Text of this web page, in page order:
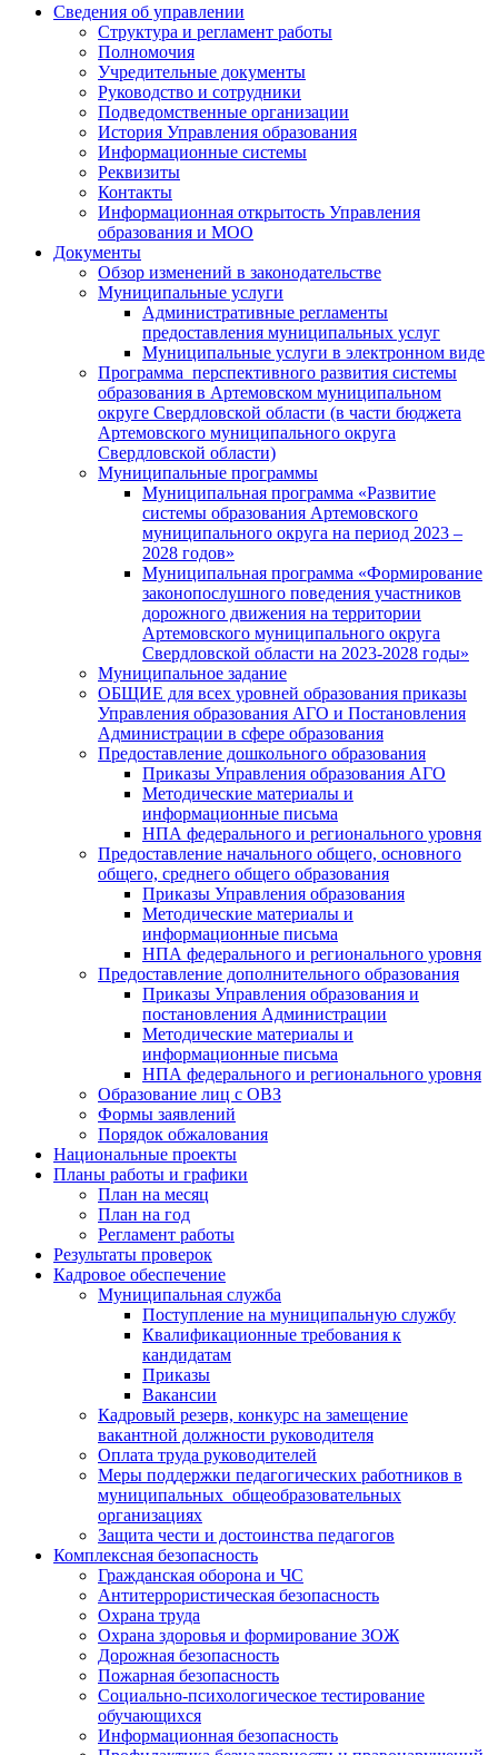
Сведения об управлении
Структура и регламент работы
Полномочия
Учредительные документы
Руководство и сотрудники
Подведомственные организации
История Управления образования
Информационные системы
Реквизиты
Контакты
Информационная открытость Управления
образования и МОО
Документы
Обзор изменений в законодательстве
Муниципальные услуги
Административные регламенты
предоставления муниципальных услуг
Муниципальные услуги в электронном виде
Программа перспективного развития системы
образования в Артемовском муниципальном
округе Свердловской области (в части бюджета
Артемовского муниципального округа
Свердловской области)
Муниципальные программы
Муниципальная программа «Развитие
системы образования Артемовского
муниципального округа на период 2023 –
2028 годов»
Муниципальная программа «Формирование
законопослушного поведения участников
дорожного движения на территории
Артемовского муниципального округа
Свердловской области на 2023-2028 годы»
Муниципальное задание
ОБЩИЕ для всех уровней образования приказы
Управления образования АГО и Постановления
Администрации в сфере образования
Предоставление дошкольного образования
Приказы Управления образования АГО
Методические материалы и
информационные письма
НПА федерального и регионального уровня
Предоставление начального общего, основного
общего, среднего общего образования
Приказы Управления образования
Методические материалы и
информационные письма
НПА федерального и регионального уровня
Предоставление дополнительного образования
Приказы Управления образования и
постановления Администрации
Методические материалы и
информационные письма
НПА федерального и регионального уровня
Образование лиц с ОВЗ
Формы заявлений
Порядок обжалования
Национальные проекты
Планы работы и графики
План на месяц
План на год
Регламент работы
Результаты проверок
Кадровое обеспечение
Муниципальная служба
Поступление на муниципальную службу
Квалификационные требования к
кандидатам
Приказы
Вакансии
Кадровый резерв, конкурс на замещение
вакантной должности руководителя
Оплата труда руководителей
Меры поддержки педагогических работников в
муниципальных общеобразовательных
организациях
Защита чести и достоинства педагогов
Комплексная безопасность
Гражданская оборона и ЧС
Антитеррористическая безопасность
Охрана труда
Охрана здоровья и формирование ЗОЖ
Дорожная безопасность
Пожарная безопасность
Социально-психологическое тестирование
обучающихся
Информационная безопасность